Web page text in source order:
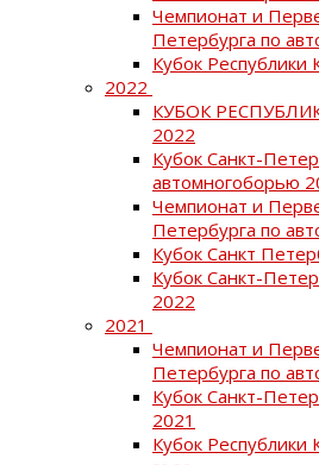
Чемпионат и
Петербурга по
Кубок Республики
2022
КУБОК
2022
Кубок Санкт-
автомногоборью
Чемпионат и
Петербурга по
Кубок Санкт
Кубок Санкт-
2022
2021
Чемпионат и
Петербурга по
Кубок Санкт-
2021
Кубок Республики